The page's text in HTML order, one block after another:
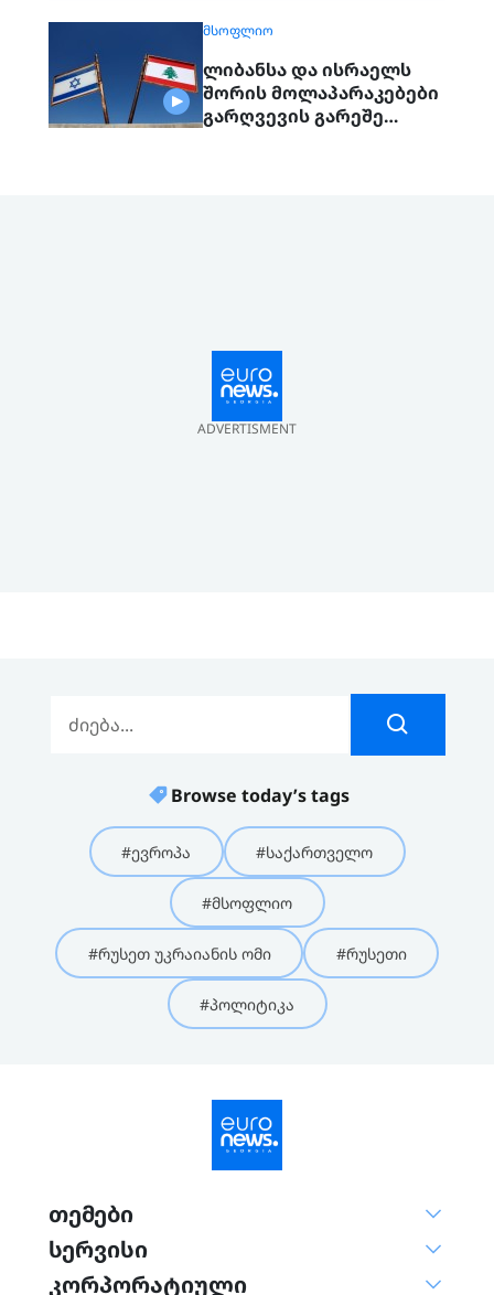
ᲛᲡᲝᲤᲚᲘᲝ
ლიბანსა და ისრაელს
შორის მოლაპარაკებები
გარღვევის გარეშე
ADVERTISMENT
Browse today’s tags
#ევროპა #საქართველო
#მსოფლიო
#რუსეთ უკრაიანის ომი #რუსეთი
#პოლიტიკა
თემები
სერვისი
კორპორატიული